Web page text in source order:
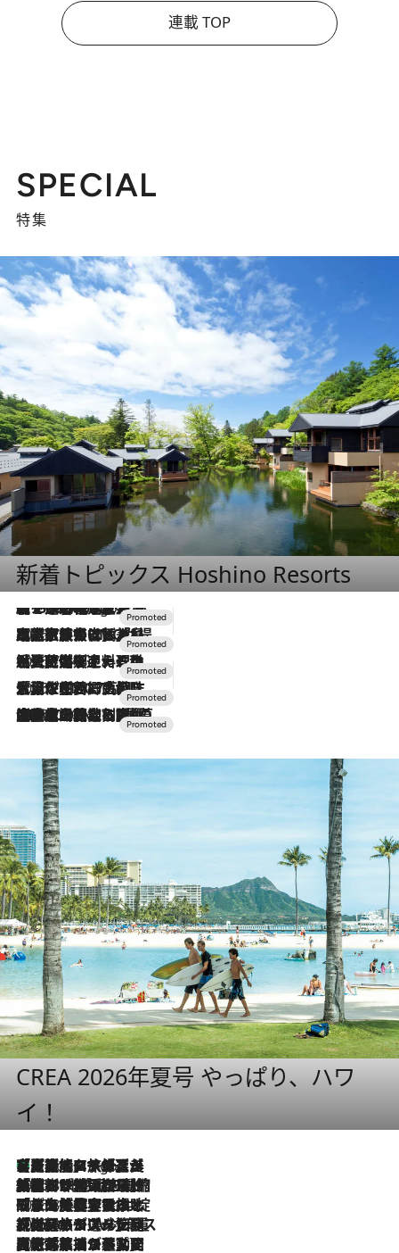
連載 TOP
SPECIAL
特集
新着トピックス Hoshino Resorts
2 Hours Ago
【トンボの足水浴】ヒノキの香りに包まれて涼感マックス！約13℃の湧水かけ流しを避暑地「星野温泉 トンボの湯」で体験
2026.7.31
【ホテル帰省】という選択肢をOMOが提案。家族とほどよい距離を保つには「昼は実家、夜は気兼ねなくホテルで！」
2026.7.24
【夏限定ディナーコース】旬を迎える稚鮎や花ズッキーニなどをイタリア・トスカーナの郷土料理の手法で満喫！
2026.7.17
「土佐和ハーブかき氷」がOMO7高知に登場！生姜、山椒、大葉など目にも舌にも涼を呼ぶ郷土の味
2026.7.10
NEW OPEN！【界 草津】名湯の地に誕生。趣の異なる2種の温泉と上州ならではの会席・蕎麦割烹など美食を味わう究極の癒やし旅
CREA 2026年夏号 やっぱり、ハワ
イ！
4 Hours Ago
【厳選旅コスメ】「多機能アイテムがメイン！」旅好き美容エディターが選んだ夏旅ベストコスメを発表【Mサイズジップ】
2026.8.6
「荷物が増えるほど旅ストレスは増す」美容ジャーナリストがたどり着いた最終結論。“化粧品を劇的に減らす”感動の凝縮美容とは
2026.8.6
「旅先には金髪ウィッグを持参」日本と同じメイクでは損してる!? 美容ジャーナリストが提案する“掟破りの旅美容”とは
2026.8.6
【厳選旅コスメ】「身軽さ＆UV対策重視！」ヘアアーティストshucoが選んだ夏旅ベストコスメを発表【Mサイズジップ】
2026.8.5
【厳選旅コスメ】国内をあちこち移動する河井菜摘が選んだ夏旅ベストコスメ発表！「リラックスアイテムはマスト」【Mサイズジップ】